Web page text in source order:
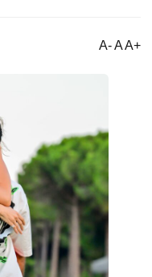
A- A A+